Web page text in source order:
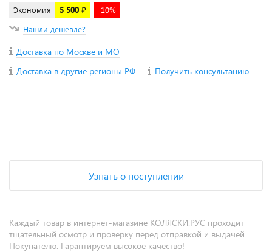
Экономия 5 500 ₽
-10%
Нашли дешевле?
Доставка по Москве и МО
Доставка в другие регионы РФ
Получить консультацию
Узнать о поступлении
Каждый товар в интернет-магазине КОЛЯСКИ.РУС проходит
тщательный осмотр и проверку перед отправкой и выдачей
Покупателю. Гарантируем высокое качество!